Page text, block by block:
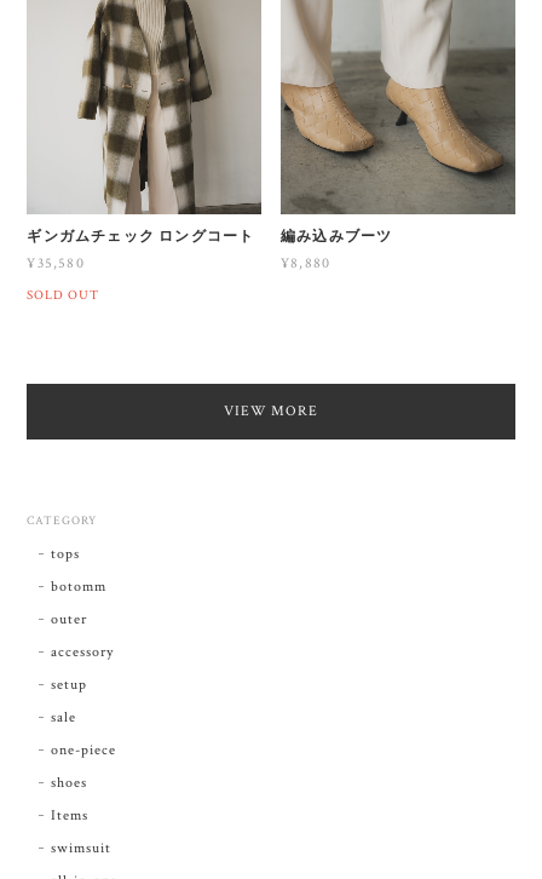
ギンガムチェック ロングコート
¥35,580
SOLD OUT
編み込みブーツ
¥8,880
VIEW MORE
CATEGORY
tops
botomm
outer
accessory
setup
sale
one-piece
shoes
Items
swimsuit